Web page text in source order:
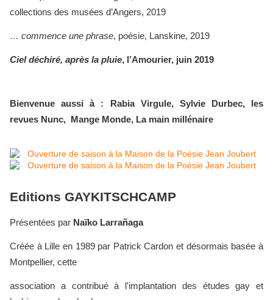
collections des musées d’Angers, 2019
… commence une phrase, poésie, Lanskine, 2019
Ciel déchiré, après la pluie, l’Amourier, juin 2019
Bienvenue aussi à : Rabia Virgule, Sylvie Durbec, les
revues Nunc, Mange Monde, La main millénaire
Editions GAYKITSCHCAMP
Présentées par Naïko Larrañaga
Créée à Lille en 1989 par Patrick Cardon et désormais basée à
Montpellier, cette
association a contribué à l'implantation des études gay et